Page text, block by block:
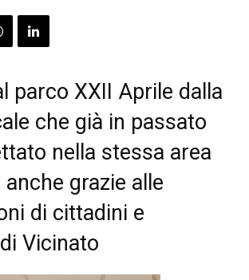
parco XXII Aprile dalla
che già in passato
nella stessa area
grazie alle
di cittadini e
Vicinato